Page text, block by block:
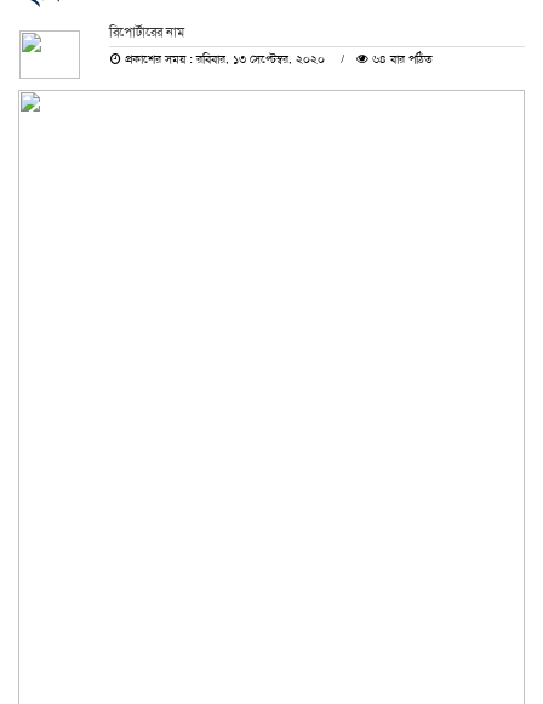
রিপোর্টারের নাম
প্রকাশের সময় : রবিবার, ১৩ সেপ্টেম্বর, ২০২০
৬৪ বার পঠিত